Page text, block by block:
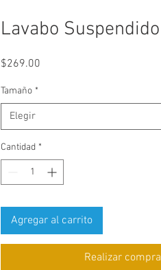
Lavabo Suspendido
$269.00
Tamaño *
Elegir
Cantidad *
Agregar al carrito
Realizar compra